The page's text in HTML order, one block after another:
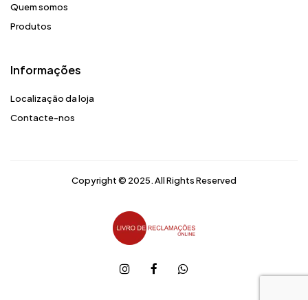
Quem somos
Produtos
Informações
Localização da loja
Contacte-nos
Copyright © 2025. All Rights Reserved